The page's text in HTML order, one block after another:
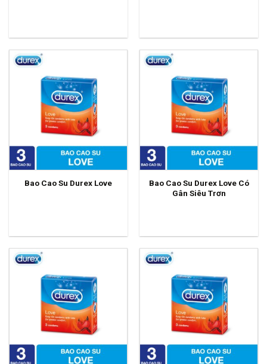
Bao Cao Su Durex Love
Bao Cao Su Durex Love Có
Gân Siêu Trơn